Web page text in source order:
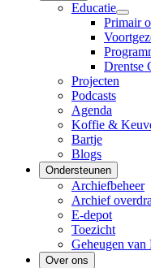
Educatie
Primair
Drentse
Projecten
Podcasts
Agenda
Koffie &
Bartje
Blogs
Ondersteunen
Archiefbeheer
Archief
E-depot
Toezicht
Geheugen van
Over ons